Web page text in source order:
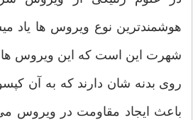
هوشمندترین نوع ویروس ها یاد
شهرت این است که این ویروس
روی بدنه شان دارند که به آن
باعث ایجاد مقاومت در ویروس